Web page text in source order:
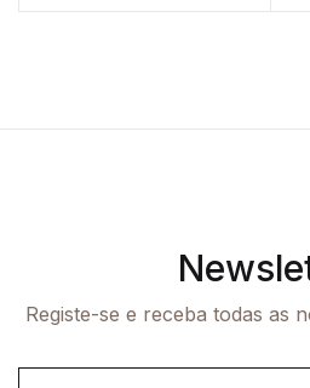
Registe-se e receba todas as